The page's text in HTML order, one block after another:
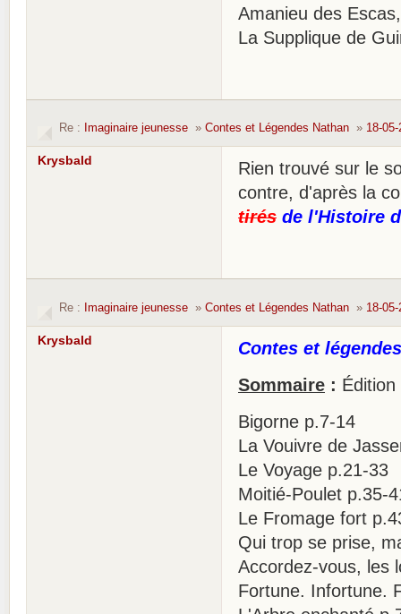
Amanieu des
La Supplique de
Re : Imaginaire jeunesse » Contes et Légendes Nathan » 18-
Krysbald
Rien trouvé sur le
contre, d'après la
tirés de l'Histoire
Re : Imaginaire jeunesse » Contes et Légendes Nathan » 18-
Krysbald
Contes et
Sommaire :
Bigorne p.7-14
La Vouivre de
Le Voyage p.21-33
Moitié-Poulet p.35-
Le Fromage fort
Qui trop se prise,
Accordez-vous, les
Fortune. Infortune.